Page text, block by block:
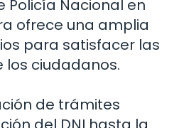
Policía Nacional en
ofrece una amplia
para satisfacer las
los ciudadanos.
de trámites